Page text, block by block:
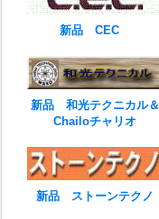
新品 CEC
新品 和光テクニカル＆
Chailoチャリオ
新品 ストーンテクノ